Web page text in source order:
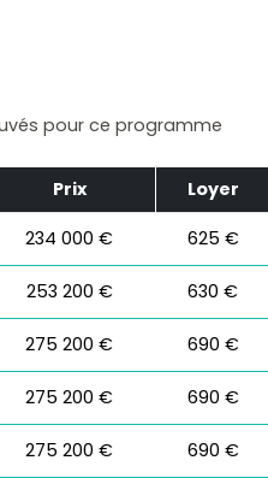
pour ce programme
Prix Loyer
234 000 € 625 €
253 200 € 630 €
275 200 € 690 €
275 200 € 690 €
275 200 € 690 €